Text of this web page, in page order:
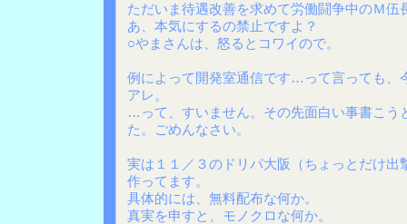
ただいま待遇改善を求めて労働闘争中のＭ伍
あ、本気にするの禁止ですよ？
○やまさんは、怒るとコワイので。
例によって開発室通信です…って言っても、
アレ。
…って、すいません。その先面白い事書こう
た。ごめんなさい。
実は１１／３のドリパ大阪（ちょっとだけ出
作ってます。
具体的には、無料配布な何か。
真実を申すと、モノクロな何か。